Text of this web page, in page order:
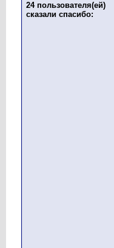
24 пользователя(ей)
сказали cпасибо: